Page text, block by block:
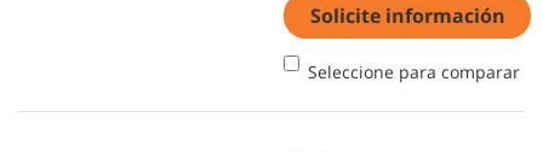
Solicite información
Seleccione para comparar